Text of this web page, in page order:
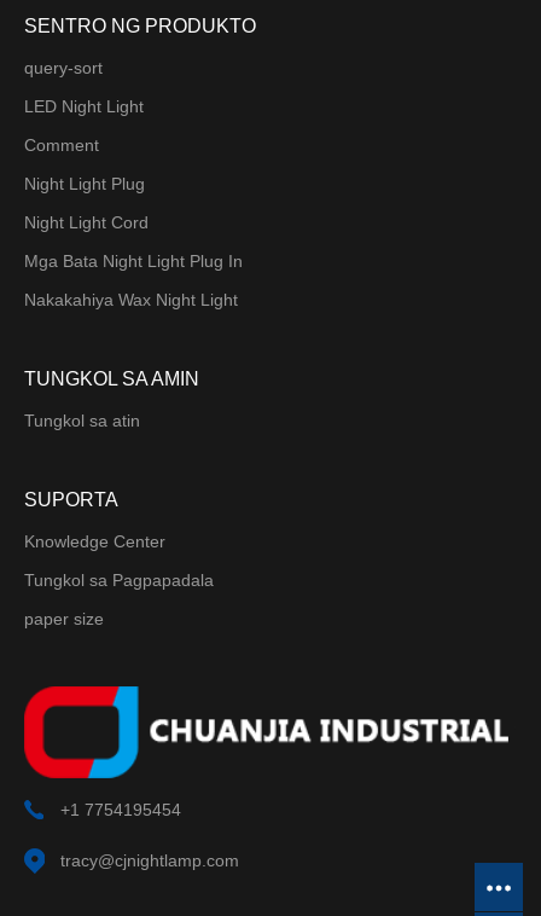
SENTRO NG PRODUKTO
query-sort
LED Night Light
Comment
Night Light Plug
Night Light Cord
Mga Bata Night Light Plug In
Nakakahiya Wax Night Light
TUNGKOL SA AMIN
Tungkol sa atin
SUPORTA
Knowledge Center
Tungkol sa Pagpapadala
paper size
+1 7754195454
tracy@cjnightlamp.com